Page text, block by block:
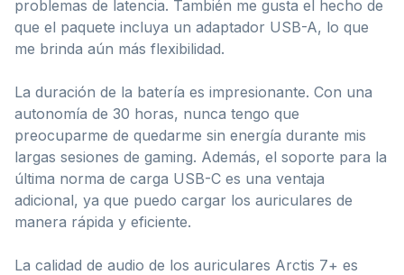
problemas de latencia. También me gusta el hecho de
que el paquete incluya un adaptador USB-A, lo que
me brinda aún más flexibilidad.
La duración de la batería es impresionante. Con una
autonomía de 30 horas, nunca tengo que
preocuparme de quedarme sin energía durante mis
largas sesiones de gaming. Además, el soporte para la
última norma de carga USB-C es una ventaja
adicional, ya que puedo cargar los auriculares de
manera rápida y eficiente.
La calidad de audio de los auriculares Arctis 7+ es